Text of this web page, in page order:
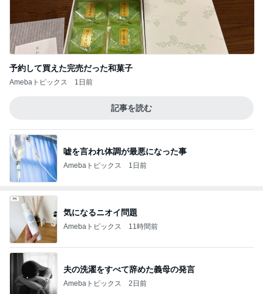
予約して買えた完売だった和菓子
Amebaトピックス 1日前
記事を読む
嘘を言われ体調が最悪になった事
Amebaトピックス 1日前
気になるニオイ問題
Amebaトピックス 11時間前
夫の洗濯をすべて辞めた義母の発言
Amebaトピックス 2日前